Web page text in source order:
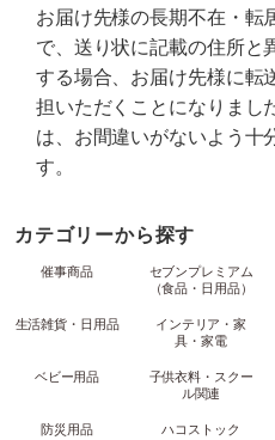
お届け先様の長期不在・転
で、送り状に記載の住所と
する場合、お届け先様に転
担いただくことになりまし
は、お間違いがないよう十
す。
カテゴリーから探す
催事商品
セブンプレミアム
（食品・日用品）
生活雑貨・日用品
インテリア・家
具・家電
ベビー用品
子供衣料・スクー
ル関連
防災用品 ハコストック